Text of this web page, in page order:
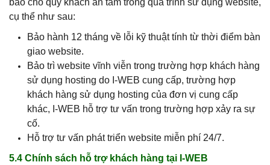
bảo cho quý khách an tâm trong quá trình sử dụng website,
cụ thể như sau:
Bảo hành 12 tháng về lỗi kỹ thuật tính từ thời điểm bàn
giao website.
Bảo trì website vĩnh viễn trong trường hợp khách hàng
sử dụng hosting do I-WEB cung cấp, trường hợp
khách hàng sử dụng hosting của đơn vị cung cấp
khác, I-WEB hỗ trợ tư vấn trong trường hợp xảy ra sự
cố.
Hỗ trợ tư vấn phát triển website miễn phí 24/7.
5.4 Chính sách hỗ trợ khách hàng tại I-WEB